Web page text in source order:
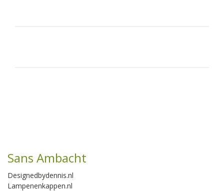
Sans Ambacht
Designedbydennis.nl
Lampenenkappen.nl